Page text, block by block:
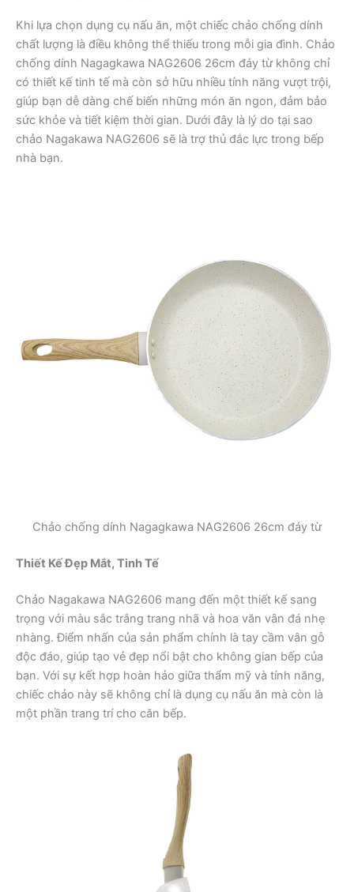
Khi lựa chọn dụng cụ nấu ăn, một chiếc chảo chống dính
chất lượng là điều không thể thiếu trong mỗi gia đình. Chảo
chống dính Nagagkawa NAG2606 26cm đáy từ không chỉ
có thiết kế tinh tế mà còn sở hữu nhiều tính năng vượt trội,
giúp bạn dễ dàng chế biến những món ăn ngon, đảm bảo
sức khỏe và tiết kiệm thời gian. Dưới đây là lý do tại sao
chảo Nagakawa NAG2606 sẽ là trợ thủ đắc lực trong bếp
nhà bạn.
Chảo chống dính Nagagkawa NAG2606 26cm đáy từ
Thiết Kế Đẹp Mắt, Tinh Tế
Chảo Nagakawa NAG2606 mang đến một thiết kế sang
trọng với màu sắc trắng trang nhã và hoa văn vân đá nhẹ
nhàng. Điểm nhấn của sản phẩm chính là tay cầm vân gỗ
độc đáo, giúp tạo vẻ đẹp nổi bật cho không gian bếp của
bạn. Với sự kết hợp hoàn hảo giữa thẩm mỹ và tính năng,
chiếc chảo này sẽ không chỉ là dụng cụ nấu ăn mà còn là
một phần trang trí cho căn bếp.